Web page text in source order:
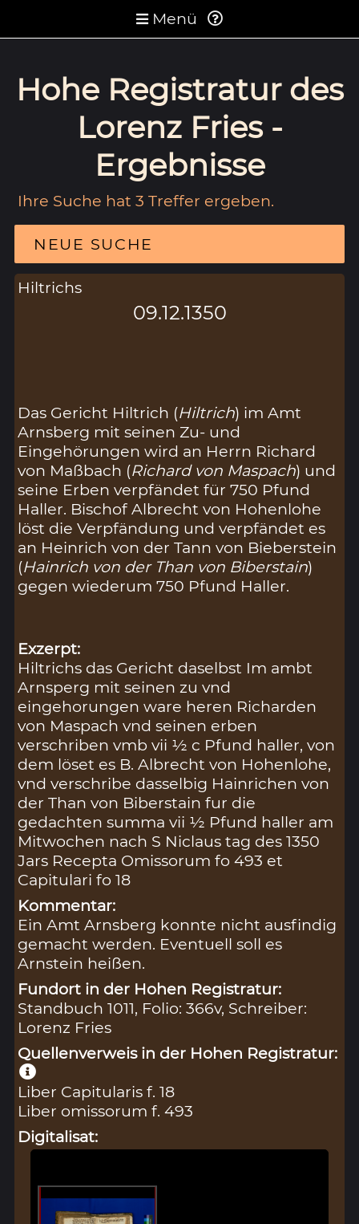
Menü
Hohe Registratur des
Lorenz Fries -
Ergebnisse
Ihre Suche hat 3 Treffer ergeben.
NEUE SUCHE
Hiltrichs
09.12.1350
Das Gericht Hiltrich (Hiltrich) im Amt
Arnsberg mit seinen Zu- und
Eingehörungen wird an Herrn Richard
von Maßbach (Richard von Maspach) und
seine Erben verpfändet für 750 Pfund
Haller. Bischof Albrecht von Hohenlohe
löst die Verpfändung und verpfändet es
an Heinrich von der Tann von Bieberstein
(Hainrich von der Than von Biberstain)
gegen wiederum 750 Pfund Haller.
Exzerpt:
Hiltrichs das Gericht daselbst Im ambt
Arnsperg mit seinen zu vnd
eingehorungen ware heren Richarden
von Maspach vnd seinen erben
verschriben vmb vii ½ c Pfund haller, von
dem löset es B. Albrecht von Hohenlohe,
vnd verschribe dasselbig Hainrichen von
der Than von Biberstain fur die
gedachten summa vii ½ Pfund haller am
Mitwochen nach S Niclaus tag des 1350
Jars Recepta Omissorum fo 493 et
Capitulari fo 18
Kommentar:
Ein Amt Arnsberg konnte nicht ausfindig
gemacht werden. Eventuell soll es
Arnstein heißen.
Fundort in der Hohen Registratur:
Standbuch 1011, Folio: 366v, Schreiber:
Lorenz Fries
Quellenverweis in der Hohen Registratur:
Liber Capitularis f. 18
Liber omissorum f. 493
Digitalisat: